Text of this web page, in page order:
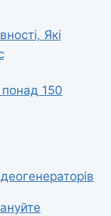
Які
150